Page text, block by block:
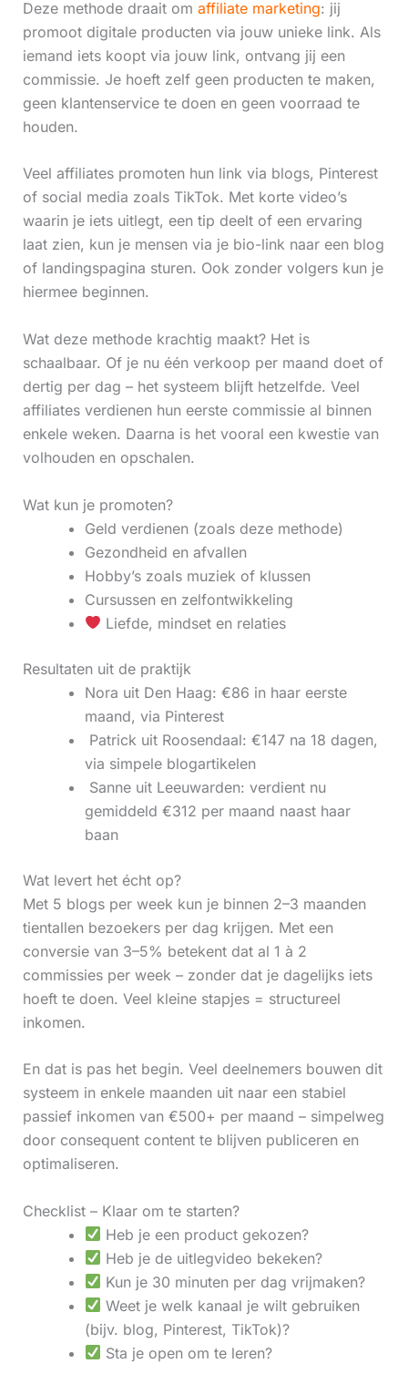
Deze methode draait om affiliate marketing: jij
promoot digitale producten via jouw unieke link. Als
iemand iets koopt via jouw link, ontvang jij een
commissie. Je hoeft zelf geen producten te maken,
geen klantenservice te doen en geen voorraad te
houden.
Veel affiliates promoten hun link via blogs, Pinterest
of social media zoals TikTok. Met korte video’s
waarin je iets uitlegt, een tip deelt of een ervaring
laat zien, kun je mensen via je bio-link naar een blog
of landingspagina sturen. Ook zonder volgers kun je
hiermee beginnen.
Wat deze methode krachtig maakt? Het is
schaalbaar. Of je nu één verkoop per maand doet of
dertig per dag – het systeem blijft hetzelfde. Veel
affiliates verdienen hun eerste commissie al binnen
enkele weken. Daarna is het vooral een kwestie van
volhouden en opschalen.
Wat kun je promoten?
Geld verdienen (zoals deze methode)
Gezondheid en afvallen
Hobby’s zoals muziek of klussen
Cursussen en zelfontwikkeling
Liefde, mindset en relaties
Resultaten uit de praktijk
Nora uit Den Haag: €86 in haar eerste
maand, via Pinterest
‍ Patrick uit Roosendaal: €147 na 18 dagen,
via simpele blogartikelen
‍ Sanne uit Leeuwarden: verdient nu
gemiddeld €312 per maand naast haar
baan
Wat levert het écht op?
Met 5 blogs per week kun je binnen 2–3 maanden
tientallen bezoekers per dag krijgen. Met een
conversie van 3–5% betekent dat al 1 à 2
commissies per week – zonder dat je dagelijks iets
hoeft te doen. Veel kleine stapjes = structureel
inkomen.
En dat is pas het begin. Veel deelnemers bouwen dit
systeem in enkele maanden uit naar een stabiel
passief inkomen van €500+ per maand – simpelweg
door consequent content te blijven publiceren en
optimaliseren.
Checklist – Klaar om te starten?
Heb je een product gekozen?
Heb je de uitlegvideo bekeken?
Kun je 30 minuten per dag vrijmaken?
Weet je welk kanaal je wilt gebruiken
(bijv. blog, Pinterest, TikTok)?
Sta je open om te leren?